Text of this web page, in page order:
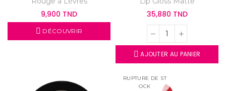
9,900 TND
DÉCOUVRIR
35,880 TND
AJOUTER AU PANIER
RUPTURE DE ST
OCK